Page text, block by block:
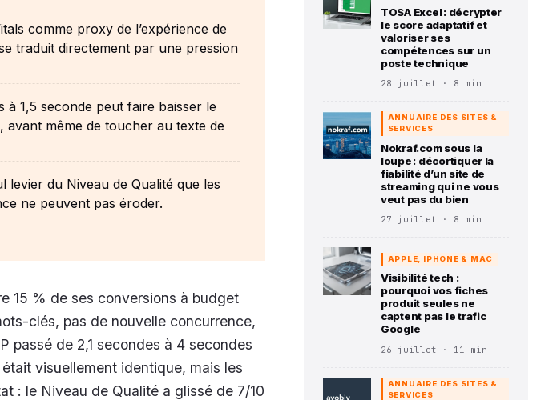
comme proxy de l’expérience de
traduit directement par une pression
à 1,5 seconde peut faire baisser le
avant même de toucher au texte de
levier du Niveau de Qualité que les
ne peuvent pas éroder.
15 % de ses conversions à budget
clés, pas de nouvelle concurrence,
passé de 2,1 secondes à 4 secondes
visuellement identique, mais les
: le Niveau de Qualité a glissé de 7/10
TOSA Excel : décrypter
le score adaptatif et
valoriser ses
compétences sur un
poste technique
28 juillet · 8 min
ANNUAIRE DES SITES &
SERVICES
Nokraf.com sous la
loupe : décortiquer la
fiabilité d’un site de
streaming qui ne vous
veut pas du bien
27 juillet · 8 min
APPLE, IPHONE & MAC
Visibilité tech :
pourquoi vos fiches
produit seules ne
captent pas le trafic
Google
26 juillet · 11 min
ANNUAIRE DES SITES &
SERVICES